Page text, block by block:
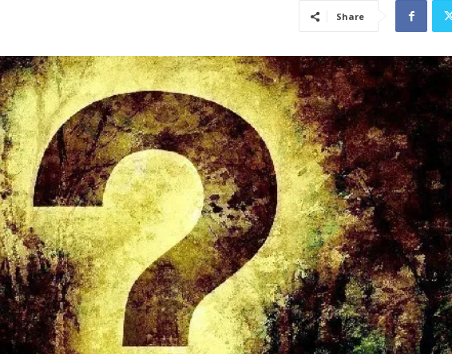
Share